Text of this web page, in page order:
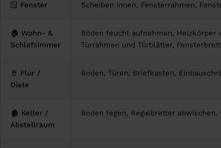
🪟 Fenster Scheiben innen, Fensterrahmen,
🏠 Wohn- &
Schlafzimmer
Böden feucht aufnehmen,
Türrahmen und Türblätter,
🚪 Flur /
Diele
Boden, Türen, Briefkasten,
🏚️ Keller /
Abstellraum
Boden fegen, Regalbretter